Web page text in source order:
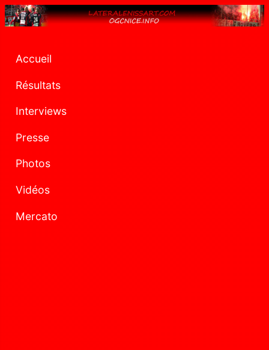
Accueil
Résultats
Interviews
Presse
Photos
Vidéos
Mercato